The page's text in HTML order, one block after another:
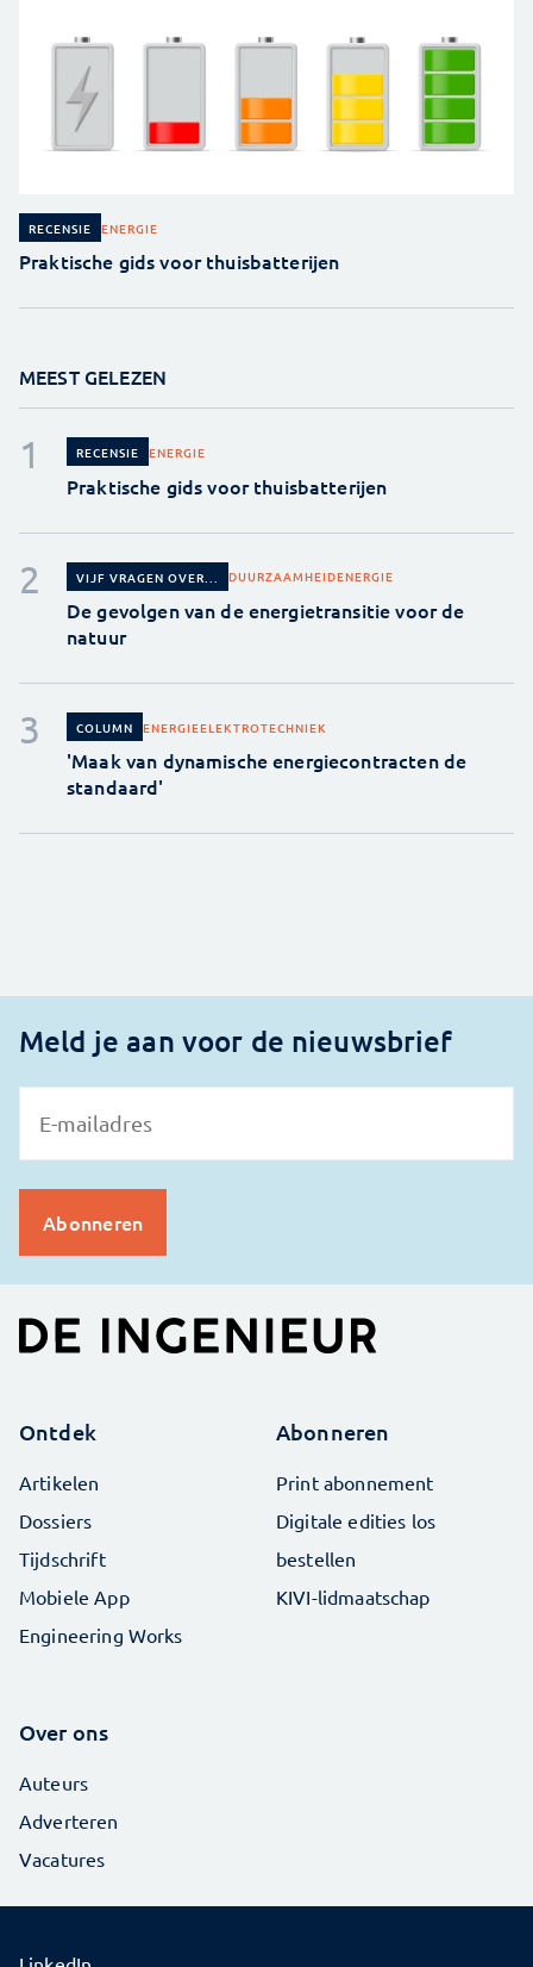
RECENSIE ENERGIE
Praktische gids voor thuisbatterijen
MEEST GELEZEN
RECENSIE ENERGIE
Praktische gids voor thuisbatterijen
VIJF VRAGEN OVER... DUURZAAMHEIDENERGIE
De gevolgen van de energietransitie voor de
natuur
COLUMN ENERGIEELEKTROTECHNIEK
'Maak van dynamische energiecontracten de
standaard'
Meld je aan voor de nieuwsbrief
Ontdek
Artikelen
Dossiers
Tijdschrift
Mobiele App
Engineering Works
Abonneren
Print abonnement
Digitale edities los
bestellen
KIVI-lidmaatschap
Over ons
Auteurs
Adverteren
Vacatures